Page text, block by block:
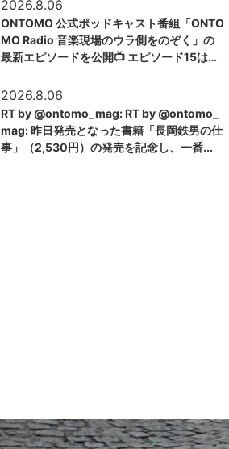
2026.8.06
ONTOMO 公式ポッドキャスト番組「ONTO
MO Radio 音楽現場のウラ側をのぞく」の
最新エピソードを公開📺 エピソード15は…
2026.8.06
RT by @ontomo_mag: RT by @ontomo_
mag: 昨日発売となった書籍「長岡鉄男の仕
事」（2,530円）の発売を記念し、一番...